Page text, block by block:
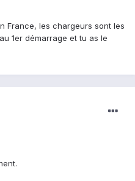
France, les chargeurs sont les
1er démarrage et tu as le